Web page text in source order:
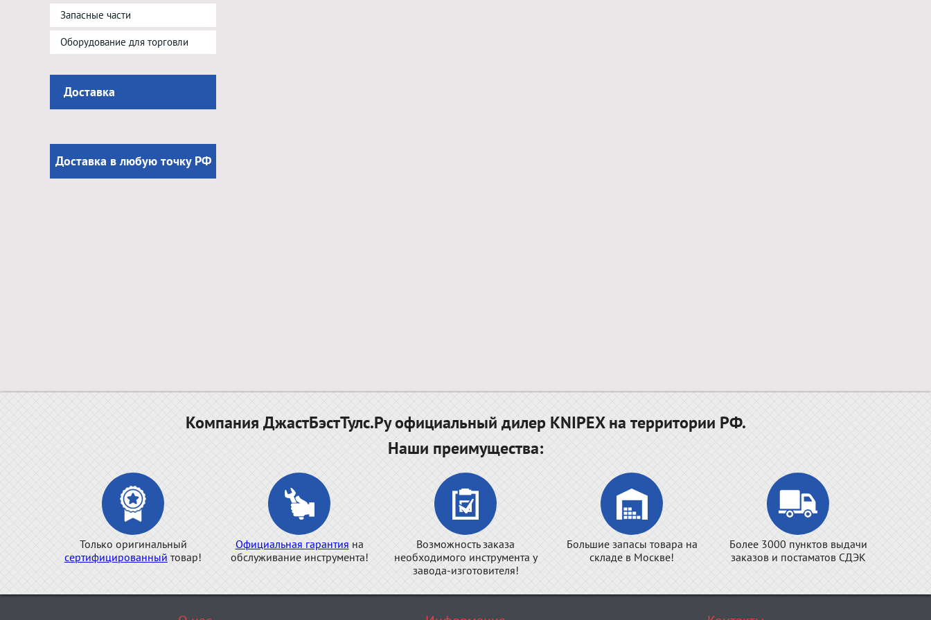
Запасные части
Оборудование для торговли
Доставка
Доставка в любую точку РФ
Компания ДжастБэстТулс.Ру официальный дилер KNIPEX на территории РФ.
Наши преимущества:
Только оригинальный
сертифицированный товар!
Официальная гарантия на
обслуживание инструмента!
Возможность заказа
необходимого инструмента у
завода-изготовителя!
Большие запасы товара на
складе в Москве!
Более 3000 пунктов выдачи
заказов и постаматов СДЭК